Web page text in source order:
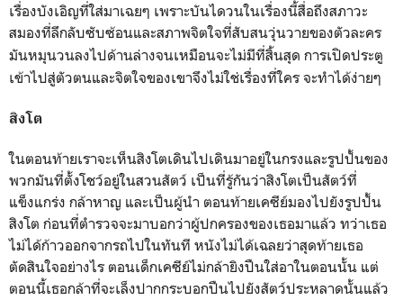
เรื่องบังเอิญที่ใส่มาเฉยๆ เพราะบันไดวนในเรื่องนี้สื่อถึงสภาวะ
สมองที่ลึกลับซับซ้อนและสภาพจิตใจที่สับสนวุ่นวายของตัวละคร
มันหมุนวนลงไปด้านล่างจนเหมือนจะไม่มีที่สิ้นสุด การเปิดประตู
เข้าไปสู่ตัวตนและจิตใจของเขาจึงไม่ใช่เรื่องที่ใคร จะทำได้ง่ายๆ
สิงโต
ในตอนท้ายเราจะเห็นสิงโตเดินไปเดินมาอยู่ในกรงและรูปปั้นของ
พวกมันที่ตั้งโชว์อยู่ในสวนสัตว์ เป็นที่รู้กันว่าสิงโตเป็นสัตว์ที่
แข็งแกร่ง กล้าหาญ และเป็นผู้นำ ตอนท้ายเคซีย์มองไปยังรูปปั้น
สิงโต ก่อนที่ตำรวจจะมาบอกว่าผู้ปกครองของเธอมาแล้ว ทว่าเธอ
ไม่ได้ก้าวออกจากรถไปในทันที หนังไม่ได้เฉลยว่าสุดท้ายเธอ
ตัดสินใจอย่างไร ตอนเด็กเคซีย์ไม่กล้ายิงปืนใส่อาในตอนนั้น แต่
ตอนนี้เธอกล้าที่จะเล็งปากกระบอกปืนไปยังสัตว์ประหลาดนั้นแล้ว